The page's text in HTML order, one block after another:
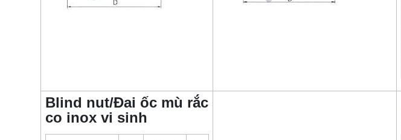
Blind nut/Đai ốc mù rắc
co inox vi sinh